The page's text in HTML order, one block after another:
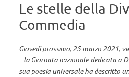
Le stelle della
Commedia
Giovedì prossimo, 25 marzo 2021,
– la Giornata nazionale dedicata a
sua poesia universale ha descritto